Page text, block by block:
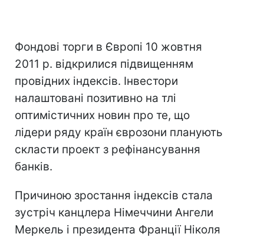
Фондові торги в Європі 10 жовтня
2011 р. відкрилися підвищенням
провідних індексів. Інвестори
налаштовані позитивно на тлі
оптимістичних новин про те, що
лідери ряду країн єврозони планують
скласти проект з рефінансування
банків.
Причиною зростання індексів стала
зустріч канцлера Німеччини Ангели
Меркель і президента Франції Ніколя